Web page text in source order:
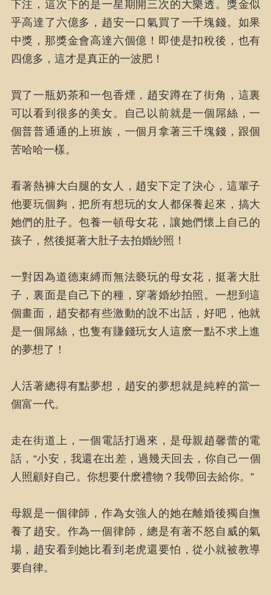
下注，這次下的是一星期開三次的大樂透。獎金似
乎高達了六億多，趙安一口氣買了一千塊錢。如果
中獎，那獎金會高達六個億！即使是扣稅後，也有
四億多，這才是真正的一波肥！
買了一瓶奶茶和一包香煙，趙安蹲在了街角，這裏
可以看到很多的美女。自己以前就是一個屌絲，一
個普普通通的上班族，一個月拿著三千塊錢，跟個
苦哈哈一樣。
看著熱褲大白腿的女人，趙安下定了決心，這輩子
他要玩個夠，把所有想玩的女人都保養起來，搞大
她們的肚子。包養一頓母女花，讓她們懷上自己的
孩子，然後挺著大肚子去拍婚紗照！
一對因為道德束縛而無法褻玩的母女花，挺著大肚
子，裏面是自己下的種，穿著婚紗拍照。一想到這
個畫面，趙安都有些激動的說不出話，好吧，他就
是一個屌絲，也隻有賺錢玩女人這麽一點不求上進
的夢想了！
人活著總得有點夢想，趙安的夢想就是純粹的當一
個富一代。
走在街道上，一個電話打過來，是母親趙馨蕾的電
話，“小安，我還在出差，過幾天回去，你自己一個
人照顧好自己。你想要什麽禮物？我帶回去給你。”
母親是一個律師，作為女強人的她在離婚後獨自撫
養了趙安。作為一個律師，總是有著不怒自威的氣
場，趙安看到她比看到老虎還要怕，從小就被教導
要自律。